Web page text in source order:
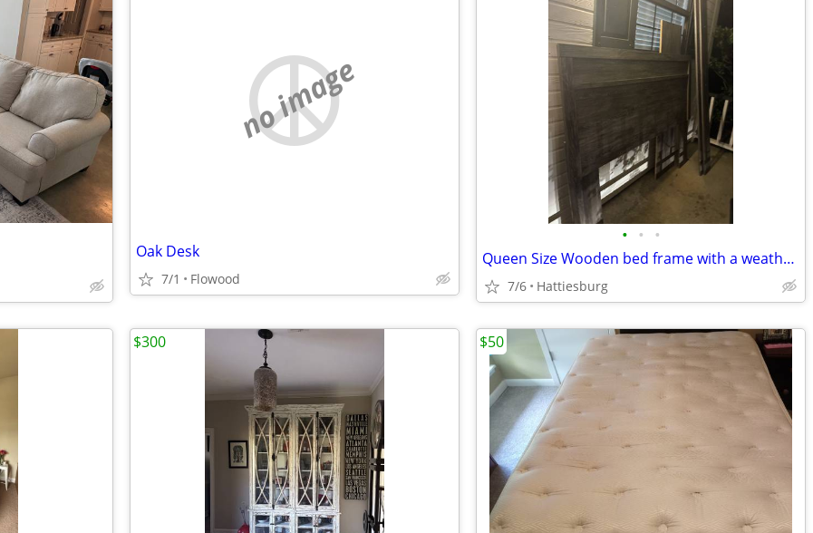
no image
Oak Desk
7/1 Flowood
• • •
Queen Size Wooden bed frame with a weathered gray finish
7/6 Hattiesburg
$300 $50